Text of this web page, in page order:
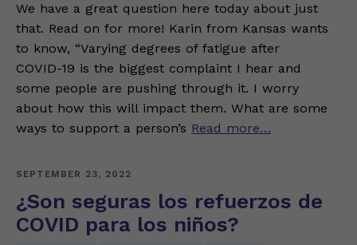
We have a great question here today about just
that. Read on for more! Karin from Kansas wants
to know, “Varying degrees of fatigue after
COVID-19 is the biggest complaint I hear and
some people are pushing through it. I worry
about how this will impact them. What are some
ways to support a person’s Read more…
SEPTEMBER 23, 2022
¿Son seguras los refuerzos de
COVID para los niños?